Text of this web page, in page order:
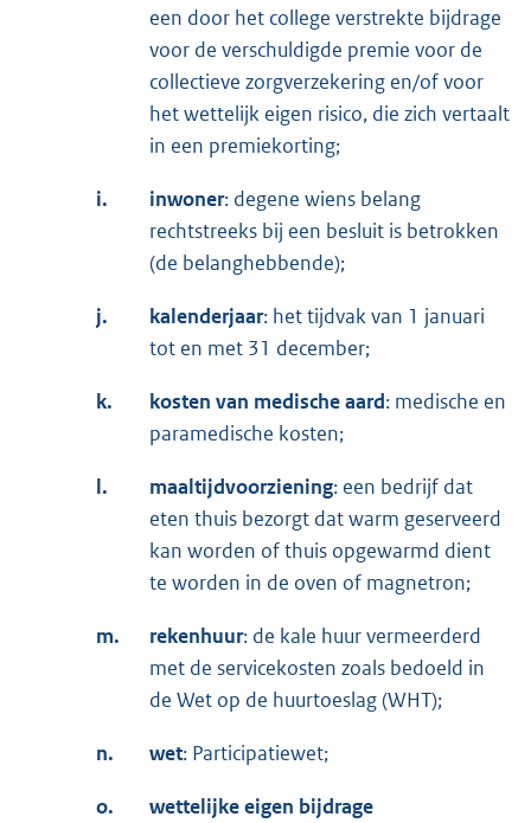
een door het college verstrekte bijdrage
voor de verschuldigde premie voor de
collectieve zorgverzekering en/of voor
het wettelijk eigen risico, die zich vertaalt
in een premiekorting;
i. inwoner: degene wiens belang
rechtstreeks bij een besluit is betrokken
(de belanghebbende);
j. kalenderjaar: het tijdvak van 1 januari
tot en met 31 december;
k. kosten van medische aard: medische en
paramedische kosten;
l. maaltijdvoorziening: een bedrijf dat
eten thuis bezorgt dat warm geserveerd
kan worden of thuis opgewarmd dient
te worden in de oven of magnetron;
m. rekenhuur: de kale huur vermeerderd
met de servicekosten zoals bedoeld in
de Wet op de huurtoeslag (WHT);
n. wet: Participatiewet;
o.
wettelijke eigen bijdrage